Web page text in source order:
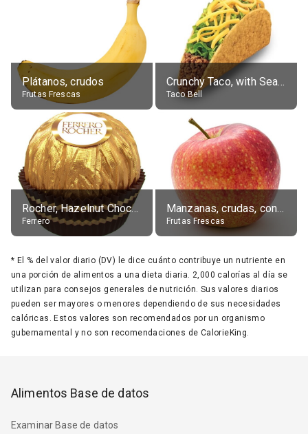
Plátanos, crudos
Frutas Frescas
Crunchy Taco, with Seasoned Beef
Taco Bell
Rocher, Hazelnut Chocolate Ball
Ferrero
Manzanas, crudas, con piel
Frutas Frescas
* El % del valor diario (DV) le dice cuánto contribuye un nutriente en
una porción de alimentos a una dieta diaria. 2,000 calorías al día se
utilizan para consejos generales de nutrición. Sus valores diarios
pueden ser mayores o menores dependiendo de sus necesidades
calóricas. Estos valores son recomendados por un organismo
gubernamental y no son recomendaciones de CalorieKing.
Alimentos Base de datos
Examinar Base de datos